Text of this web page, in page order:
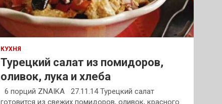
КУХНЯ
Турецкий салат из помидоров,
оливок, лука и хлеба
6 порций ZNAIKA 27.11.14 Турецкий салат
готовится из свежих помидоров, оливок, красного